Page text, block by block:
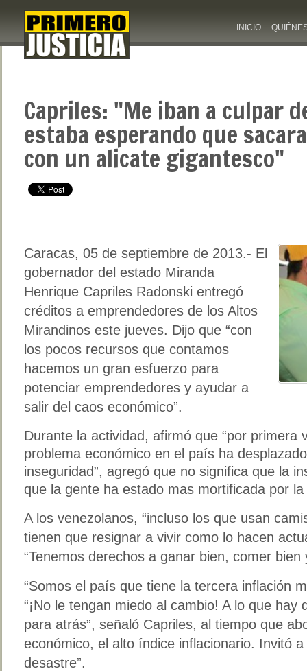
INICIO
Capriles: "Me iban a culpar
estaba esperando que
con un alicate gigantesco"
Caracas, 05 de septiembre de 2013.- El
gobernador del estado Miranda
Henrique Capriles Radonski entregó
créditos a emprendedores de los Altos
Mirandinos este jueves. Dijo que “con
los pocos recursos que contamos
hacemos un gran esfuerzo para
potenciar emprendedores y ayudar a
salir del caos económico”.
Durante la actividad, afirmó que “por
problema económico en el país ha
inseguridad”, agregó que no significa que la
que la gente ha estado mas mortificada por la
A los venezolanos, “incluso los que usan
tienen que resignar a vivir como lo hacen
“Tenemos derechos a ganar bien, comer bien
“Somos el país que tiene la tercera inflación
“¡No le tengan miedo al cambio! A lo que hay
para atrás”, señaló Capriles, al tiempo que
económico, el alto índice inflacionario. Invitó
desastre”.